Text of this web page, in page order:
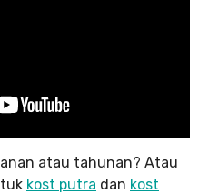
atau tahunan? Atau
kost putra dan kost